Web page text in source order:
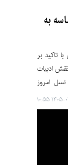
به
تاکید بر
ادبیات
امروز
۰۱ ۱۰:۵۵